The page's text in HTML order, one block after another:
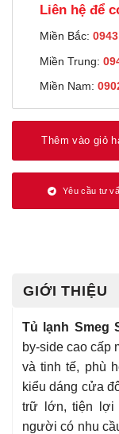
Liên hệ để
Miền Bắc:
Miền Trung:
Miền Nam:
Thêm vào giỏ
Yêu cầu tư
GIỚI THIỆU
Tủ lạnh Smeg
by-side cao cấp
và tinh tế, phù
kiểu dáng cửa
trữ lớn, tiện lợi
người có nhu